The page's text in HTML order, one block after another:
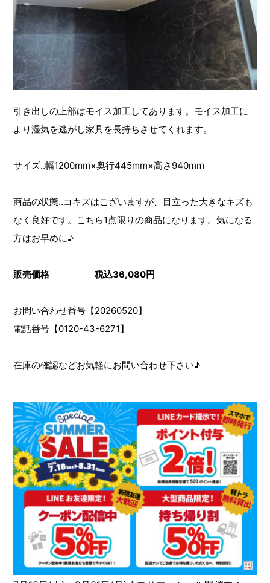
引き出しの上部はモイス加工してあります。モイス加工に
より湿気を逃がし家具を長持ちさせてくれます。
サイズ‥幅1200mm×奥行445mm×高さ940mm
商品の状態‥コキズはございますが、目立った大きなキズも
なく良好です。こちら1点限りの商品になります。気になる
方はお早めに♪
販売価格 税込36,080円
お問い合わせ番号【20260520】
電話番号【0120-43-6271】
在庫の確認などお気軽にお問い合わせ下さい♪